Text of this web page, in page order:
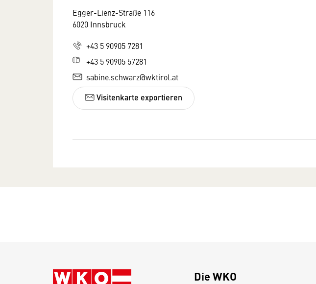
Egger-Lienz-Straße 116
6020 Innsbruck
+43 5 90905 7281
+43 5 90905 57281
sabine.schwarz@wktirol.at
Visitenkarte exportieren
Die WKO